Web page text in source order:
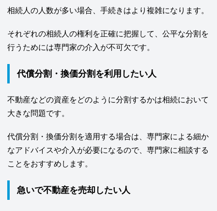
相続人の人数が多い場合、手続きはより複雑になります。
それぞれの相続人の権利を正確に把握して、公平な分割を
行うためには専門家の介入が不可欠です。
代償分割・換価分割を利用したい人
不動産などの資産をどのように分割するかは相続において
大きな問題です。
代償分割・換価分割を適用する場合は、専門家による細か
なアドバイスや介入が必要になるので、専門家に相談する
ことをおすすめします。
急いで不動産を売却したい人